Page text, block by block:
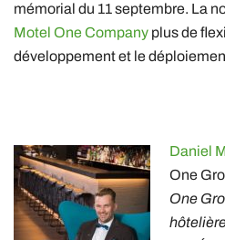
mémorial du 11 septembre. La
Motel One Company plus de
développement et le
Daniel
One
One